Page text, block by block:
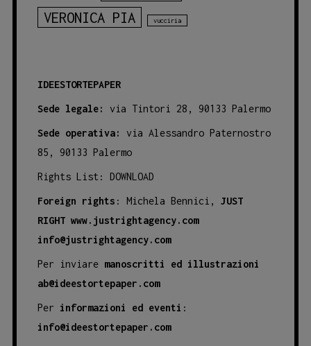
VERONICA PIA vucciria
IDEESTORTEPAPER
Sede legale: via Tintori 28, 90133 Palermo
Sede operativa:
via Alessandro Paternostro
85, 90133 Palermo
Rights List: DOWNLOAD
Foreign rights : Michela Bennici, JUST
RIGHT www.justrightagency.com
info@justrightagency.com
Per inviare manoscritti ed illustrazioni
ab@ideestortepaper.com
Per informazioni ed eventi :
info@ideestortepaper.com